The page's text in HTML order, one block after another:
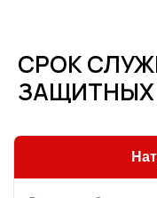
СРОК